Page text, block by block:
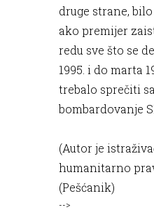
druge strane,
ako premijer
redu sve što se
1995. i do marta
trebalo sprečiti
bombardovanje
(Autor je
humanitarno
(Pešćanik)
-->